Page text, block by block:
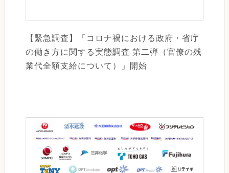
【緊急調査】「コロナ禍における政府・省庁
の働き方に関する実態調査 第二弾（官僚の残
業代全額支給について）」開始